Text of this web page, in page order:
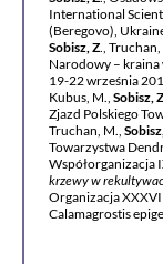
International
(Beregovo),
Sobisz, Z.,
Narodowy –
19-22 września
Kubus, M., Sobisz, Z
Zjazd Polskiego
Truchan, M.,
Towarzystwa
Współorganizacja
krzewy w
Organizacja
Calamagrostis